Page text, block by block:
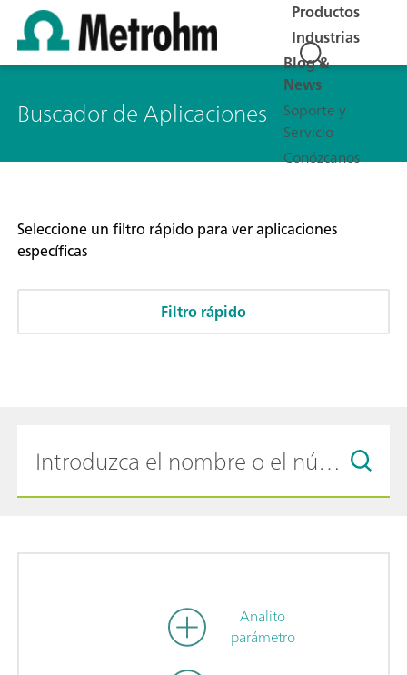
Productos
Industrias
Blog &
News
Soporte y
Servicio
Conózcanos
Buscador de Aplicaciones
Seleccione un filtro rápido para ver aplicaciones
específicas
Filtro rápido
Analito
parámetro